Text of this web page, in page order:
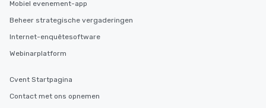
Mobiel evenement-app
Beheer strategische vergaderingen
Internet-enquêtesoftware
Webinarplatform
Cvent Startpagina
Contact met ons opnemen